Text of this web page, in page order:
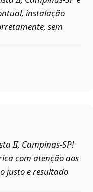
instalação
sem
II, Campinas‑SP!
com atenção aos
justo e resultado